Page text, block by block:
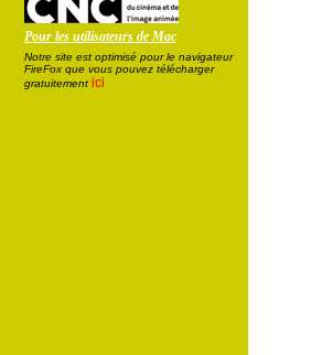
Pour les utilisateurs de Mac
Notre site est optimisé pour le navigateur
FireFox que vous pouvez télécharger
gratuitement ici